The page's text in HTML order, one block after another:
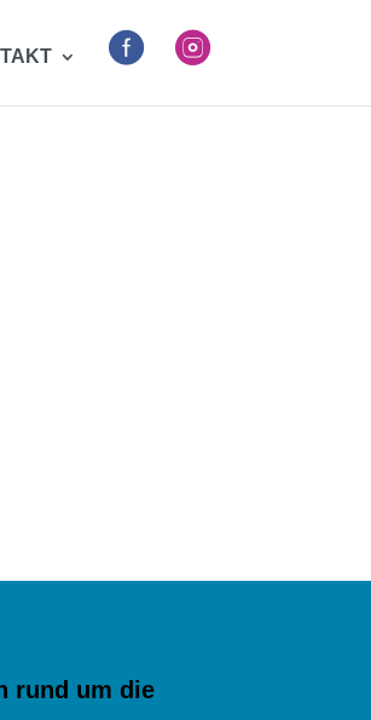
 
rund um die